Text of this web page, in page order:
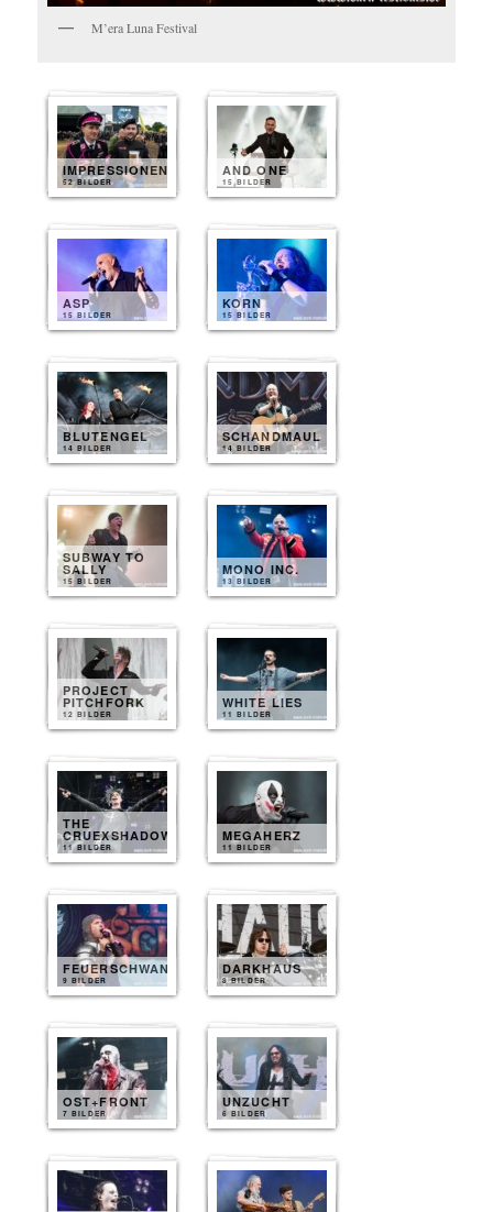
M’era Luna Festival
IMPRESSIONEN
52 BILDER
AND ONE
15 BILDER
ASP
15 BILDER
KORN
15 BILDER
BLUTENGEL
14 BILDER
SCHANDMAUL
14 BILDER
SUBWAY TO
SALLY
15 BILDER
MONO INC.
13 BILDER
PROJECT
PITCHFORK
12 BILDER
WHITE LIES
11 BILDER
THE
CRUEXSHADOWS
11 BILDER
MEGAHERZ
11 BILDER
FEUERSCHWANZ
9 BILDER
DARKHAUS
8 BILDER
OST+FRONT
7 BILDER
UNZUCHT
6 BILDER